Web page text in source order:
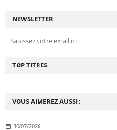
NEWSLETTER
VOUS AIMEREZ AUSSI :
30/07/2026
TOP TITRES